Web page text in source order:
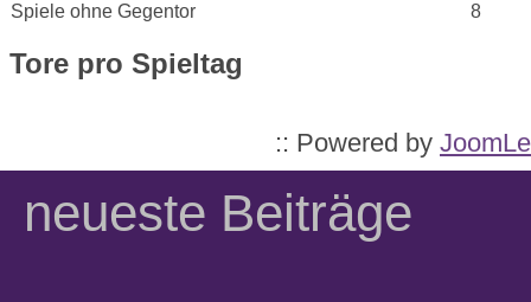
Spiele ohne Gegentor
8
Tore pro Spieltag
:: Powered by
neueste Beiträge